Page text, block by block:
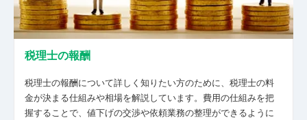
税理士の報酬
税理士の報酬について詳しく知りたい方のために、税理士の料
金が決まる仕組みや相場を解説しています。費用の仕組みを把
握することで、値下げの交渉や依頼業務の整理ができるように